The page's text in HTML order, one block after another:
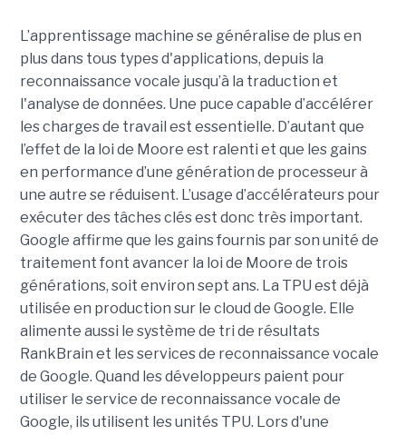
L’apprentissage machine se généralise de plus en
plus dans tous types d'applications, depuis la
reconnaissance vocale jusqu’à la traduction et
l'analyse de données. Une puce capable d’accélérer
les charges de travail est essentielle. D’autant que
l’effet de la loi de Moore est ralenti et que les gains
en performance d’une génération de processeur à
une autre se réduisent. L’usage d’accélérateurs pour
exécuter des tâches clés est donc très important.
Google affirme que les gains fournis par son unité de
traitement font avancer la loi de Moore de trois
générations, soit environ sept ans. La TPU est déjà
utilisée en production sur le cloud de Google. Elle
alimente aussi le système de tri de résultats
RankBrain et les services de reconnaissance vocale
de Google. Quand les développeurs paient pour
utiliser le service de reconnaissance vocale de
Google, ils utilisent les unités TPU. Lors d'une